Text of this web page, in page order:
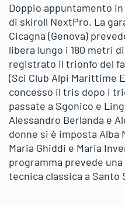
Doppio appuntamento
di skiroll NextPro. La
Cicagna (Genova)
libera lungo i 180 metri
registrato il trionfo del
(Sci Club Alpi Marittime
concesso il tris dopo i
passate a Sgonico e
Alessandro Berlanda e
donne si è imposta Alba
Maria Ghiddi e Maria
programma prevede
tecnica classica a Santo